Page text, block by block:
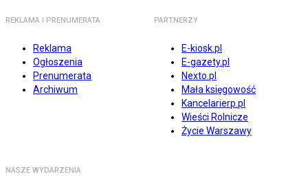
REKLAMA I PRENUMERATA
Reklama
Ogłoszenia
Prenumerata
Archiwum
PARTNERZY
E-kiosk.pl
E-gazety.pl
Nexto.pl
Mała księgowość
Kancelarierp.pl
Wieści Rolnicze
Życie Warszawy
NASZE WYDARZENIA